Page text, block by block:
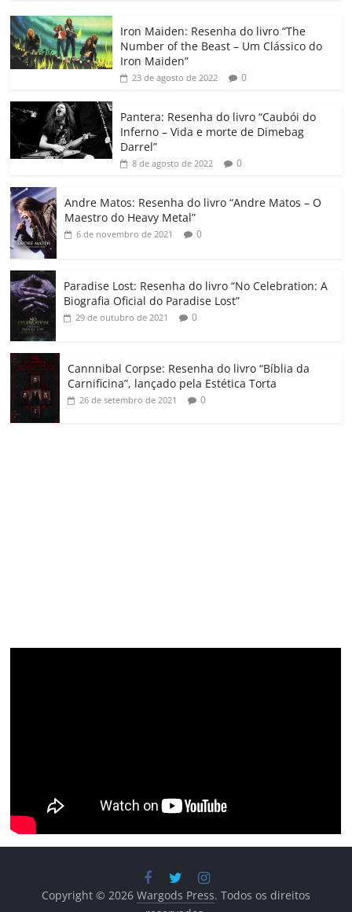
c
e
b
o
o
k
itt
er
at
s
A
p
e
dI
gl
e
Cl
a
ss
ro
o
p
y
Li
k
m
p
h
ar
Iron Maiden: Resenha do livro “The
Number of the Beast – Um Clássico do
Iron Maiden”
23 de agosto de 2022 0
Pantera: Resenha do livro “Caubói do
Inferno – Vida e morte de Dimebag
Darrel”
8 de agosto de 2022 0
Andre Matos: Resenha do livro “Andre Matos – O
Maestro do Heavy Metal”
6 de novembro de 2021 0
Paradise Lost: Resenha do livro “No Celebration: A
Biografia Oficial do Paradise Lost”
29 de outubro de 2021 0
Cannnibal Corpse: Resenha do livro “Bíblia da
Carnificina”, lançado pela Estética Torta
26 de setembro de 2021 0
Copyright © 2026 Wargods Press. Todos os direitos